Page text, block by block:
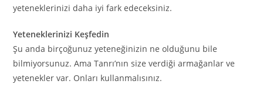
yeteneklerinizi daha iyi fark edeceksiniz.
Yeteneklerinizi Keşfedin
Şu anda birçoğunuz yeteneğinizin ne olduğunu bile
bilmiyorsunuz. Ama Tanrı’nın size verdiği armağanlar ve
yetenekler var. Onları kullanmalısınız.